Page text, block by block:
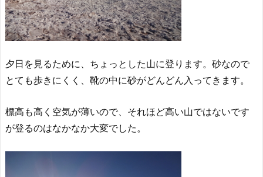
夕日を見るために、ちょっとした山に登ります。砂なので
とても歩きにくく、靴の中に砂がどんどん入ってきます。
標高も高く空気が薄いので、それほど高い山ではないです
が登るのはなかなか大変でした。